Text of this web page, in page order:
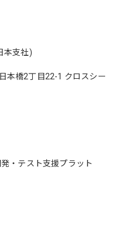
本支社)
本橋2丁目22-1 クロスシー
・テスト支援プラット